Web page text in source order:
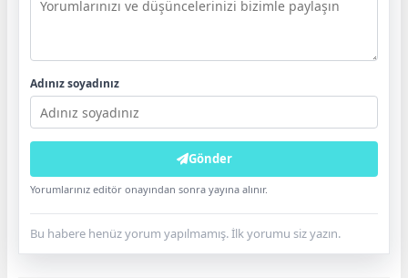
Adınız soyadınız
Gönder
Yorumlarınız editör onayından sonra yayına alınır.
Bu habere henüz yorum yapılmamış. İlk yorumu siz yazın.